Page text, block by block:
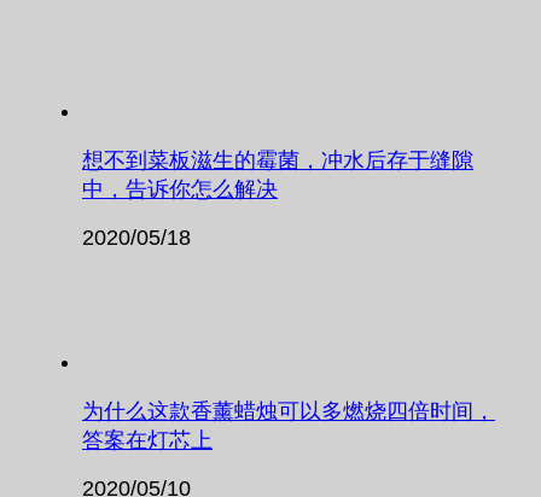
想不到菜板滋生的霉菌，冲水后存于缝隙
中，告诉你怎么解决
2020/05/18
为什么这款香薰蜡烛可以多燃烧四倍时间，
答案在灯芯上
2020/05/10